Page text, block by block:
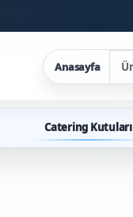
Anasayfa
Catering Kutuları